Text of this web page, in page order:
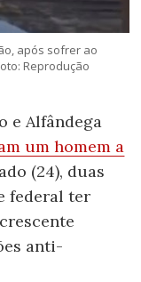
após sofrer ao
Reprodução
e Alfândega
um homem a
(24), duas
federal ter
anti-